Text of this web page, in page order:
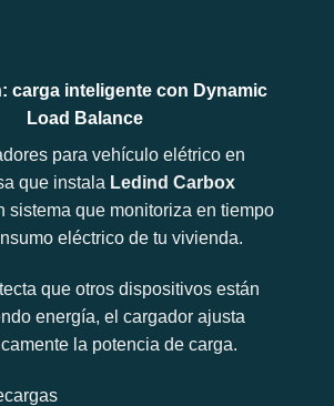
carga inteligente con Dynamic
Load Balance
para vehículo elétrico en
que instala Ledind Carbox
sistema que monitoriza en tiempo
eléctrico de tu vivienda.
que otros dispositivos están
energía, el cargador ajusta
la potencia de carga.